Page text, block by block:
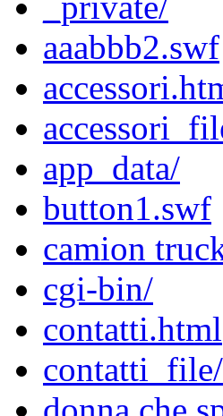
aaabbb2.swf
app_data/
button1.swf
camion
cgi-bin/
contatti.html
contatti_file/